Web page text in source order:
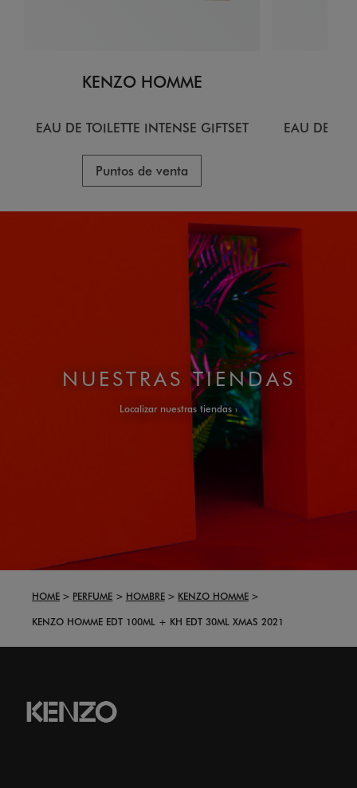
KENZO HOMME
EAU DE TOILETTE INTENSE GIFTSET
Puntos de venta
EAU DE
NUESTRAS TIENDAS
Localizar nuestras tiendas
HOME PERFUME HOMBRE
KENZO HOMME
KENZO HOMME EDT 100ML + KH EDT 30ML XMAS 2021